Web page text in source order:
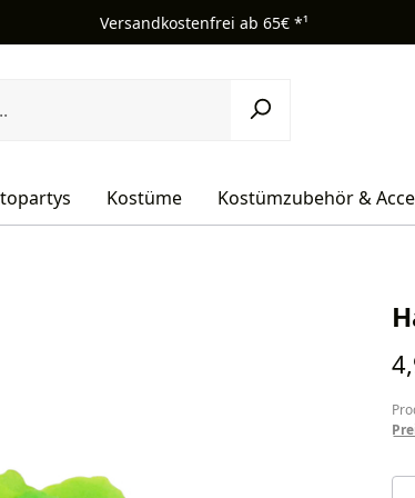
Versandkostenfrei ab 65€ *¹
Kostüme Kostümzubehör &